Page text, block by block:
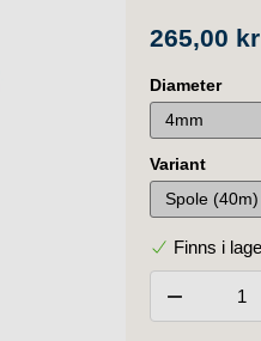
265,00 kr
Diameter
Variant
Finns i